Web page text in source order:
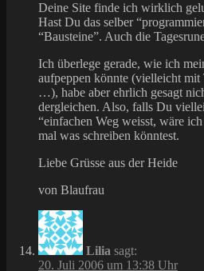
Deine Site finde ich wirklich
Hast Du das selber
“Bausteine”. Auch die
Ich überlege gerade, wie ich
aufpeppen könnte (vielleicht
…), habe aber ehrlich gesagt
dergleichen. Also, falls Du
“einfachen Weg weisst, wäre
mal was schreiben könntest.
Liebe Grüsse aus der Heide
von Blaufrau
Lilia sagt:
20. Juli 2006 um 13:38 Uhr